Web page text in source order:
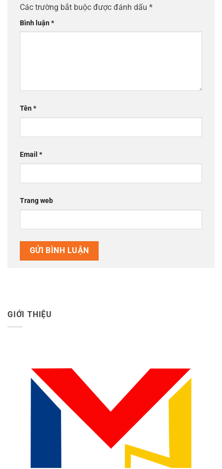
Các trường bắt buộc được đánh dấu *
Bình luận*
Tên*
Email *
Trang web
GIỚI THIỆU